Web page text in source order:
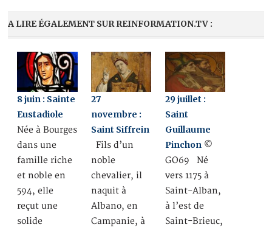
A LIRE ÉGALEMENT SUR REINFORMATION.TV :
8 juin : Sainte
Eustadiole
Née à Bourges
dans une
famille riche
et noble en
594, elle
reçut une
solide
27
novembre :
Saint Siffrein
Fils d’un
noble
chevalier, il
naquit à
Albano, en
Campanie, à
29 juillet :
Saint
Guillaume
Pinchon ©
GO69 Né
vers 1175 à
Saint-Alban,
à l’est de
Saint-Brieuc,